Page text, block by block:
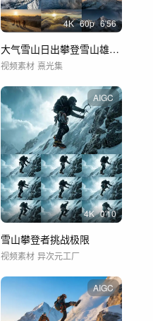
4K 60p 6'56
大气雪山日出攀登雪山雄鹰翱翔
视频素材 熹光集
AIGC
4K 0'10
雪山攀登者挑战极限
视频素材 异次元工厂
AIGC